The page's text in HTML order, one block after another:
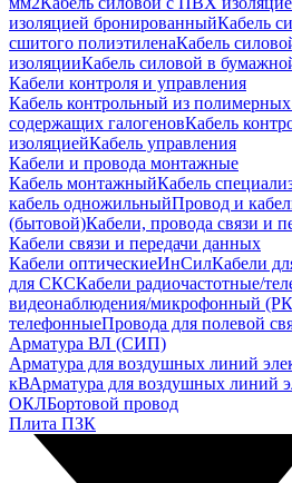
изоляцией бронированныйКабель
сшитого полиэтиленаКабель
изоляцииКабель силовой в
Кабели контроля и управления
Кабель контрольный из
содержащих галогеновКабель
изоляциейКабель управления
Кабели и провода монтажные
Кабель монтажныйКабель
кабель одножильныйПровод и
(бытовой)Кабели, провода связи и
Кабели связи и передачи данных
Кабели оптическиеИнСилКабели
для СКСКабели радиочастотные/
видеонаблюдения/микрофонный
телефонныеПровода для полевой
Арматура ВЛ (СИП)
Арматура для воздушных линий
кВАрматура для воздушных линий
ОКЛБортовой провод
Плита ПЗК